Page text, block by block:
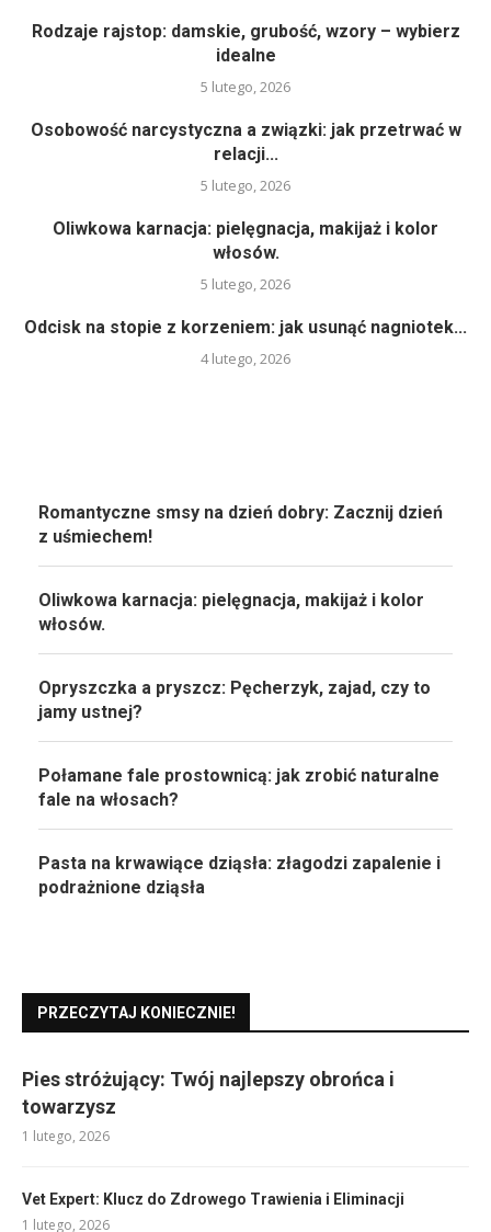
Rodzaje rajstop: damskie, grubość, wzory – wybierz
idealne
5 lutego, 2026
Osobowość narcystyczna a związki: jak przetrwać w
relacji...
5 lutego, 2026
Oliwkowa karnacja: pielęgnacja, makijaż i kolor
włosów.
5 lutego, 2026
Odcisk na stopie z korzeniem: jak usunąć nagniotek...
4 lutego, 2026
Romantyczne smsy na dzień dobry: Zacznij dzień
z uśmiechem!
Oliwkowa karnacja: pielęgnacja, makijaż i kolor
włosów.
Opryszczka a pryszcz: Pęcherzyk, zajad, czy to
jamy ustnej?
Połamane fale prostownicą: jak zrobić naturalne
fale na włosach?
Pasta na krwawiące dziąsła: złagodzi zapalenie i
podrażnione dziąsła
PRZECZYTAJ KONIECZNIE!
Pies stróżujący: Twój najlepszy obrońca i
towarzysz
1 lutego, 2026
Vet Expert: Klucz do Zdrowego Trawienia i Eliminacji
1 lutego, 2026